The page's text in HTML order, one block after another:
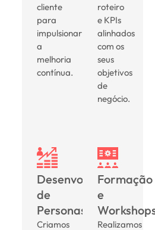
cliente
para
impulsionar
a
melhoria
contínua.
roteiro
e KPIs
alinhados
com os
seus
objetivos
de
negócio.
Desenvolvimento
de
Personas:
Criamos
Formação
e
Realizamos